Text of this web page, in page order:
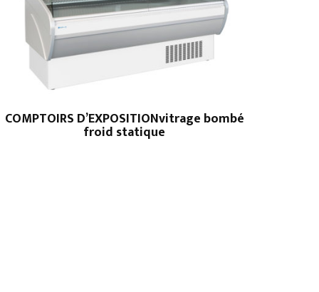
COMPTOIRS D’EXPOSITIONvitrage bombé
froid statique